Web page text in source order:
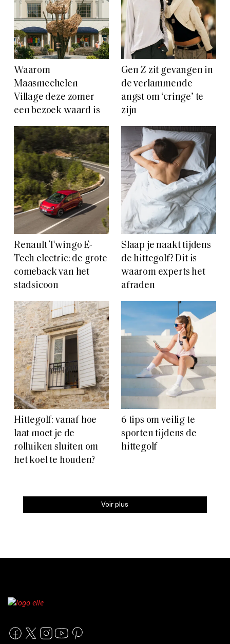
Waarom
Maasmechelen
Village deze zomer
een bezoek waard is
Gen Z zit gevangen in
de verlammende
angst om ‘cringe’ te
zijn
Renault Twingo E-
Tech electric: de grote
comeback van het
stadsicoon
Slaap je naakt tijdens
de hittegolf? Dit is
waarom experts het
afraden
Hittegolf: vanaf hoe
laat moet je de
rolluiken sluiten om
het koel te houden?
6 tips om veilig te
sporten tijdens de
hittegolf
Voir plus